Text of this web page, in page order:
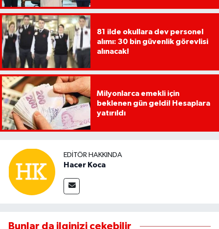
81 ilde okullara dev personel
alımı: 30 bin güvenlik görevlisi
alınacak!
Milyonlarca emekli için
beklenen gün geldi! Hesaplara
yatırıldı
EDITÖR HAKKINDA
Hacer Koca
Bunlar da ilginizi çekebilir